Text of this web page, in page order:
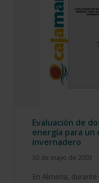
Evaluación de
energía para un
invernadero
30 de mayo de 2003
En Almería,